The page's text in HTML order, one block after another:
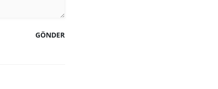
GÖNDER